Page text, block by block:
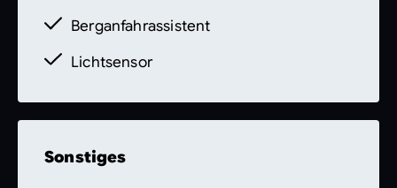
Berganfahrassistent
Lichtsensor
Sonstiges